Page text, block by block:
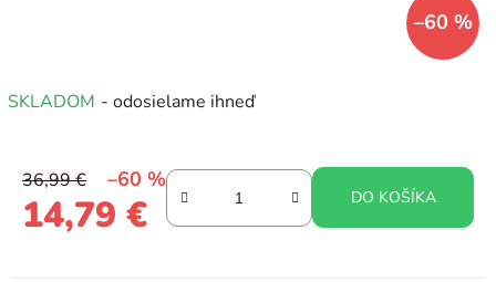
SKLADOM - odosielame ihneď
36,99 € –60 %
14,79 € DO KOŠÍKA
–60 %